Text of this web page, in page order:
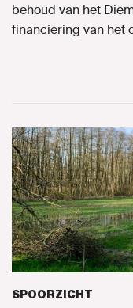
behoud van het
financiering van het
SPOORZICHT